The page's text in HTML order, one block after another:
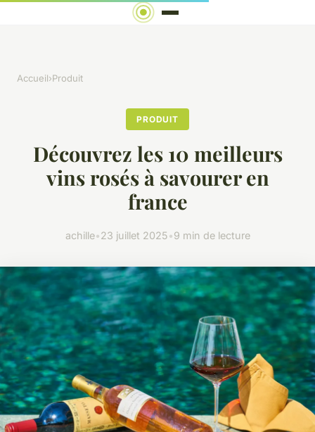
Accueil›Produit
PRODUIT
Découvrez les 10 meilleurs
vins rosés à savourer en
france
achille•23 juillet 2025•9 min de lecture